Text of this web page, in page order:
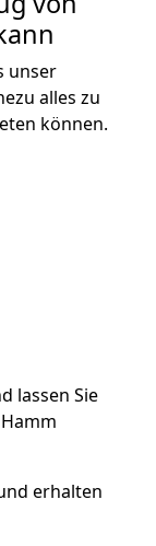
unser
alles zu
können.
lassen Sie
erhalten